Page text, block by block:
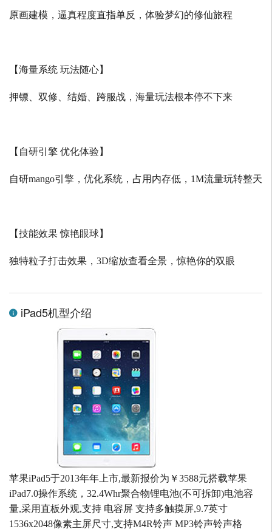
原画建模，逼真程度直指单反，体验梦幻的修仙旅程
【海量系统 玩法随心】
押镖、双修、结婚、跨服战，海量玩法根本停不下来
【自研引擎 优化体验】
自研mango引擎，优化系统，占用内存低， 1M流量玩转整天
【技能效果 惊艳眼球】
独特粒子打击效果， 3D缩放查看全景，惊艳你的双眼
iPad5机型介绍
苹果iPad5于2013年年上市,最新报价为￥3588元搭载苹果
iPad7.0操作系统，32.4Whr聚合物锂电池(不可拆卸)电池容
量,采用直板外观,支持 电容屏 支持多触摸屏,9.7英寸
1536x2048像素主屏尺寸,支持M4R铃声 MP3铃声铃声格